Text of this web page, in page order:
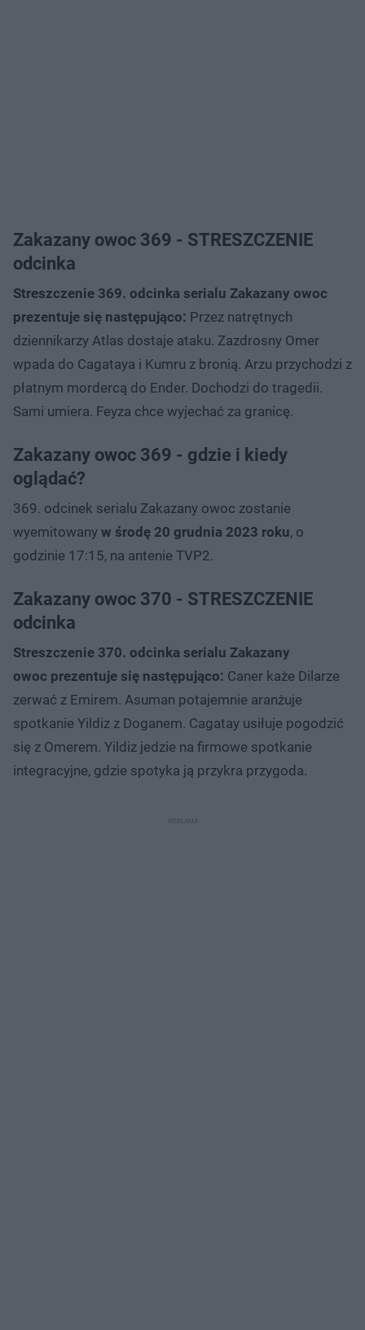
Zakazany owoc 369 - STRESZCZENIE
odcinka
Streszczenie 369. odcinka serialu Zakazany owoc
prezentuje się następująco: Przez natrętnych
dziennikarzy Atlas dostaje ataku. Zazdrosny Omer
wpada do Cagataya i Kumru z bronią. Arzu przychodzi z
płatnym mordercą do Ender. Dochodzi do tragedii.
Sami umiera. Feyza chce wyjechać za granicę.
Zakazany owoc 369 - gdzie i kiedy
oglądać?
369. odcinek serialu Zakazany owoc zostanie
wyemitowany w środę 20 grudnia 2023 roku, o
godzinie 17:15, na antenie TVP2.
Zakazany owoc 370 - STRESZCZENIE
odcinka
Streszczenie 370. odcinka serialu Zakazany
owoc prezentuje się następująco: Caner każe Dilarze
zerwać z Emirem. Asuman potajemnie aranżuje
spotkanie Yildiz z Doganem. Cagatay usiłuje pogodzić
się z Omerem. Yildiz jedzie na firmowe spotkanie
integracyjne, gdzie spotyka ją przykra przygoda.